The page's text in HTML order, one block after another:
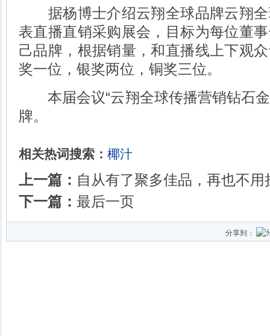
据杨博士介绍云翔全球品牌云翔全
表直播直销采购展会，目标为每位董
己品牌，根据销量，和直播线上下观
奖一位，银奖两位，铜奖三位。
本届会议“云翔全球传播营销钻石金
牌。
相关热词搜索： 椰汁
上一篇： 自从有了聚多佳品，再也不用
下一篇： 最后一页
分享到：